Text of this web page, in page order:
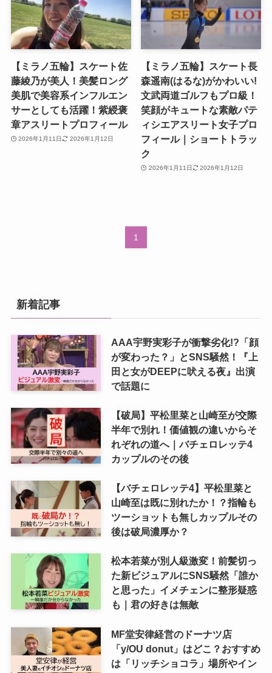
【ミラノ五輪】スケート佐
藤綾乃が美人！美髪ロング
美肌で美容系インフルエン
サーとしても活躍！紫綬褒
章アスリートプロフィール
2026年1月11日 2026年1月12日
【ミラノ五輪】スケート⻑
森遥南(はるな)がかわいい!
文武両道ゴルフもプロ級！
笑顔がキュートな素敵パテ
ィシエアスリート女子プロ
フィール｜ショートトラッ
ク
2026年1月11日 2026年1月12日
1
新着記事
AAA宇野実彩子が衝撃劣化!?「顔
が変わった？」とSNS騒然！『上
田と女がDEEPに吠える夜』出演
で話題に
【破局】平松里菜と山崎至が交際
半年で別れ！価値観の違いからそ
れぞれの道へ｜バチェロレッテ4
カップルのその後
【バチェロレッテ4】平松里菜と
山崎至は既に別れたか！？指輪も
ツーショットも無しカップルその
後は破局濃厚か？
松本若菜が別人級激変！前髪切っ
た新ビジュアルにSNS騒然「誰か
と思った」イメチェンに整形疑惑
も｜君の好きは無敵
MF堂安律経営のドーナツ店
「y/OU donut」はどこ？おすすめ
は「リッチショコラ」場所やイン